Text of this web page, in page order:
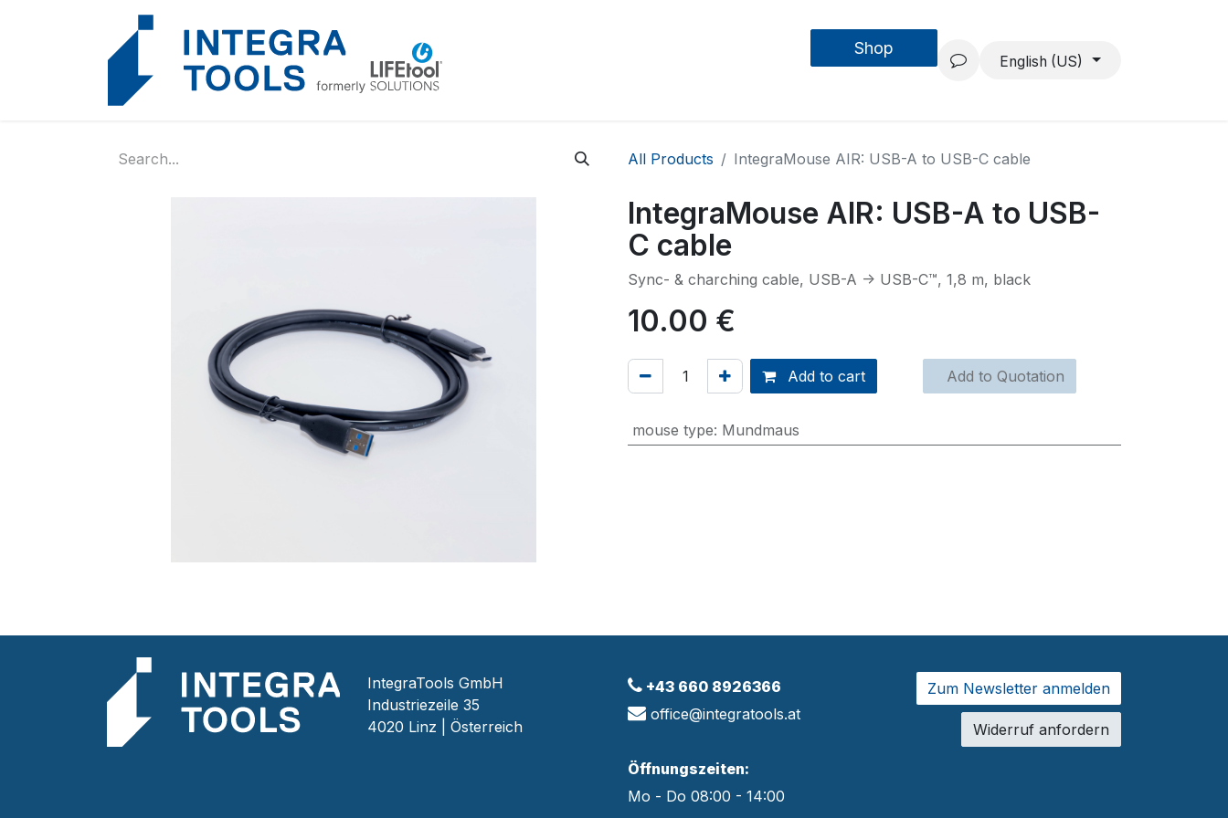
Forschung & Entwicklung Projekte
Shop
English (US)
All Products IntegraMouse AIR: USB-A to USB-C cable
IntegraMouse AIR: USB-A to USB-
C cable
Sync- & charching cable, USB-A -> USB-C™, 1,8 m, black
10.00 €
Add to cart Add to Quotation
mouse type: Mundmaus
IntegraTools GmbH
Industriezeile 35
4020 Linz | Österreich
+43 660 8926366
office@integratools.at
Öffnungszeiten:
Mo - Do 08:00 - 14:00
Zum Newsletter anmelden
Widerruf anfordern